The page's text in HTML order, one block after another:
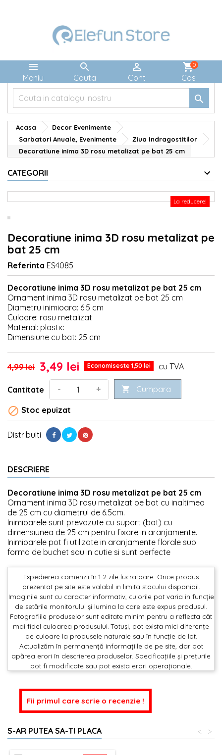

Meniu

Cauta

Cont
shopping_cart
Cos
0

Acasa
Decor Evenimente
Sarbatori Anuale, Evenimente
Ziua Indragostitilor
Decoratiune inima 3D rosu metalizat pe bat 25 cm
CATEGORII
La reducere!
Decoratiune inima 3D rosu metalizat pe
bat 25 cm
Referinta ES4085
Decoratiune inima 3D rosu metalizat pe bat 25 cm
Ornament inima 3D rosu metalizat pe bat 25 cm
Diametru inimioara: 6.5 cm
Culoare: rosu metalizat
Material: plastic
Dimensiune cu bat: 25 cm
4,99 lei 3,49 lei Economiseste 1,50 lei cu TVA
Cantitate - +  Cumpara
 Stoc epuizat
Distribuiti
DESCRIERE
Decoratiune inima 3D rosu metalizat pe bat 25 cm
Ornament inima 3D rosu metalizat pe bat cu inaltimea
de 25 cm cu diametrul de 6.5cm.
Inimioarele sunt prevazute cu suport (bat) cu
dimensiunea de 25 cm pentru fixare in aranjamente.
Inimioarele pot fi utilizate in aranjamente florale sub
forma de buchet sau in cutie si sunt perfecte
Expedierea comenzii în 1-2 zile lucratoare. Orice produs
prezentat pe site este valabil in limita stocului disponibil.
Imaginile sunt cu caracter informativ, culorile pot varia în funcție
de setările monitorului și lumina la care este expus produsul.
Fotografiile produselor sunt editate minim pentru a reflecta cât
mai fidel culoarea produsului. Totuși, pot exista mici diferențe
de culoare la produsele naturale sau în funcție de lot.
Actualizăm în permanență informațiile de pe site, dar pot
apărea erori în descrierea produselor. Specificațiile și prețurile
pot fi modificate sau pot exista erori operaționale.
Fii primul care scrie o recenzie !
S-AR PUTEA SA-TI PLACA >
<